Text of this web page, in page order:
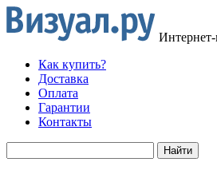
Интернет-
Как купить?
Доставка
Оплата
Гарантии
Контакты